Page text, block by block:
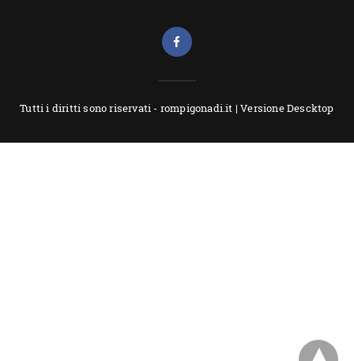
Tutti i diritti sono riservati - rompigonadi.it |Versione Descktop